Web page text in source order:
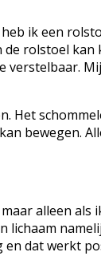
ik een
rolstoel kan
verstelbaar.
Het
bewegen.
alleen als
lichaam
en dat werkt